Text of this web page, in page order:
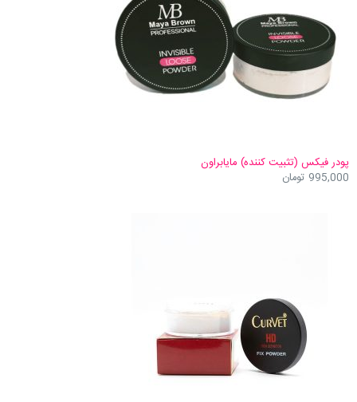
پودر فیکس (تثبیت کننده) مایابراون
995,000 تومان